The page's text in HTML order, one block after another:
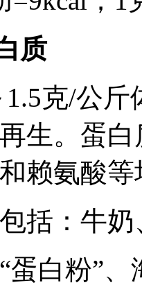
质
克/公
生。蛋
赖氨酸
括：牛
蛋白粉”